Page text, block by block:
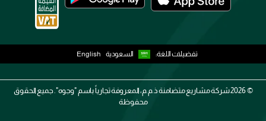
تفضيلات اللغة: السعودية English
2026 ©شركة مشاريع متضامنة ذ.م.م، المعروفة تجارياً باسم "وجوه". جميع الحقوق
محفوظة